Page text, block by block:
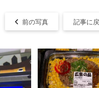
前の写真 記事に